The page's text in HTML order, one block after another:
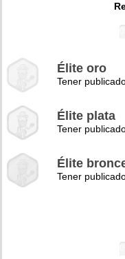
Élite oro
Tener
Élite plata
Tener
Élite
Tener